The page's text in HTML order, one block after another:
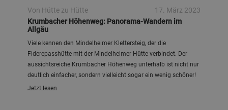
Von Hütte zu Hütte
17. März 2023
Krumbacher Höhenweg: Panorama-Wandern im
Allgäu
Viele kennen den Mindelheimer Klettersteig, der die
Fiderepasshütte mit der Mindelheimer Hütte verbindet. Der
aussichtsreiche Krumbacher Höhenweg unterhalb ist nicht nur
deutlich einfacher, sondern vielleicht sogar ein wenig schöner!
Jetzt lesen